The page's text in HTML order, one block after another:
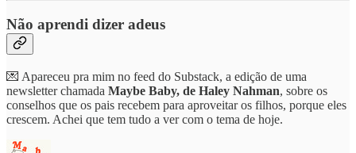
Não aprendi dizer adeus
💌 Apareceu pra mim no feed do Substack, a edição de uma
newsletter chamada Maybe Baby, de Haley Nahman, sobre os
conselhos que os pais recebem para aproveitar os filhos, porque eles
crescem. Achei que tem tudo a ver com o tema de hoje.